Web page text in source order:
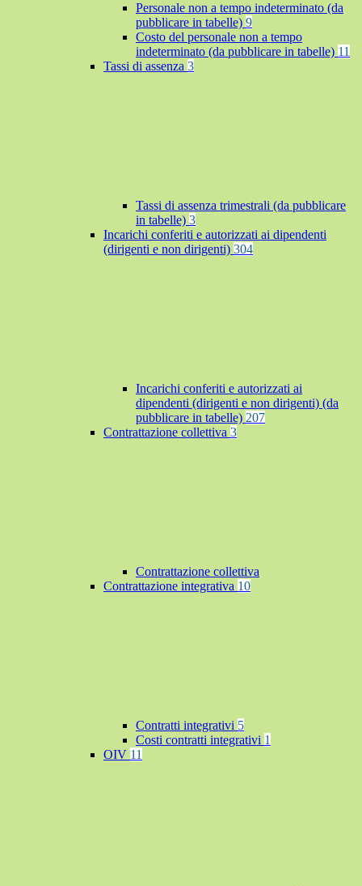
Personale non a tempo indeterminato (da
pubblicare in tabelle) 9
Costo del personale non a tempo
indeterminato (da pubblicare in tabelle) 11
Tassi di assenza 3
Tassi di assenza trimestrali (da pubblicare
in tabelle) 3
Incarichi conferiti e autorizzati ai dipendenti
(dirigenti e non dirigenti) 304
Incarichi conferiti e autorizzati ai
dipendenti (dirigenti e non dirigenti) (da
pubblicare in tabelle) 207
Contrattazione collettiva 3
Contrattazione collettiva
Contrattazione integrativa 10
Contratti integrativi 5
Costi contratti integrativi 1
OIV 11